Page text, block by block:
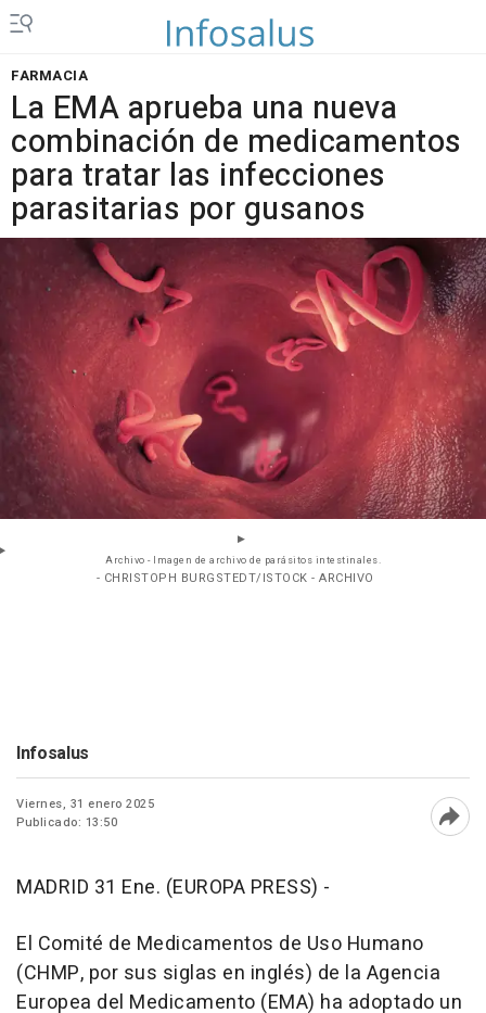
FARMACIA
La EMA aprueba una nueva
combinación de medicamentos
para tratar las infecciones
parasitarias por gusanos
Archivo - Imagen de archivo de parásitos intestinales.
- CHRISTOPH BURGSTEDT/ISTOCK - ARCHIVO
Infosalus
Viernes, 31 enero 2025
Publicado: 13:50
MADRID 31 Ene. (EUROPA PRESS) -
El Comité de Medicamentos de Uso Humano
(CHMP, por sus siglas en inglés) de la Agencia
Europea del Medicamento (EMA) ha adoptado un